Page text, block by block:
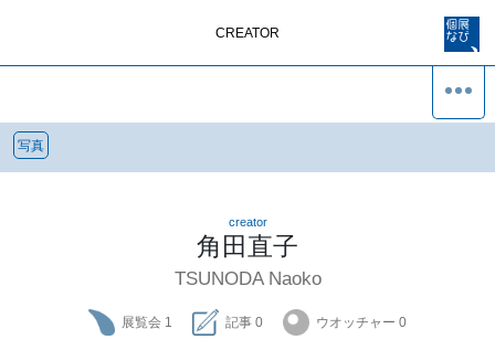
CREATOR
写真
creator
角田直子
TSUNODA Naoko
展覧会 1 記事 0 ウオッチャー 0